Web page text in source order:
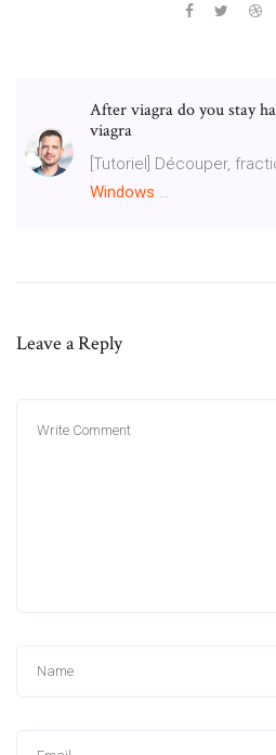
After viagra do you stay
viagra
[Tutoriel] Découper,
Windows …
Leave a Reply